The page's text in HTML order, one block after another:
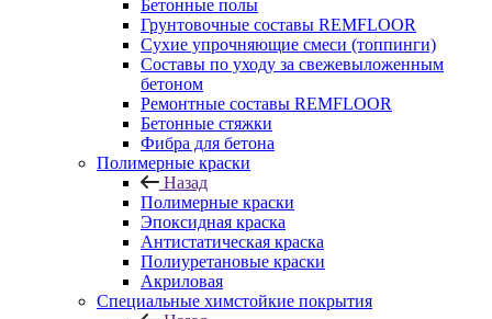
Бетонные полы
Грунтовочные составы REMFLOOR
Сухие упрочняющие смеси (топпинги)
Составы по уходу за свежевыложенным
бетоном
Ремонтные составы REMFLOOR
Бетонные стяжки
Фибра для бетона
Полимерные краски
Назад
Полимерные краски
Эпоксидная краска
Антистатическая краска
Полиуретановые краски
Акриловая
Специальные химстойкие покрытия